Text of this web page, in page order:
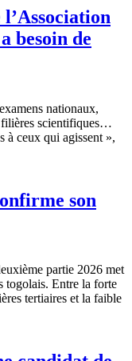
besoin de
nationaux,
filières scientifiques…
à ceux qui agissent »,
son
partie 2026 met
togolais. Entre la forte
tertiaires et la faible